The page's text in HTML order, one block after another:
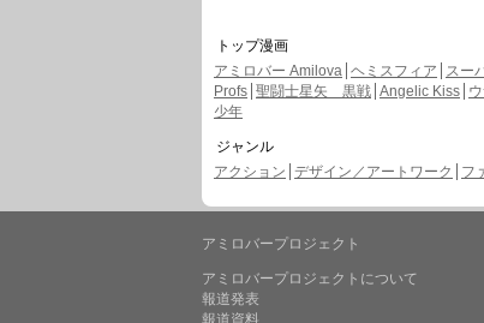
トップ漫画
アミロバー Amilova ヘミスフィア スー
Profs 聖闘士星矢 黒戦 Angelic Kiss
少年
ジャンル
アクション デザイン／アートワーク フ
アミロバープロジェクト
アミロバープロジェクトについて
報道発表
報道資料